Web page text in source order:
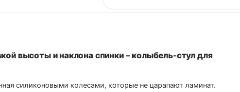
высоты и наклона спинки – колыбель-стул для
силиконовыми колесами, которые не царапают ламинат.